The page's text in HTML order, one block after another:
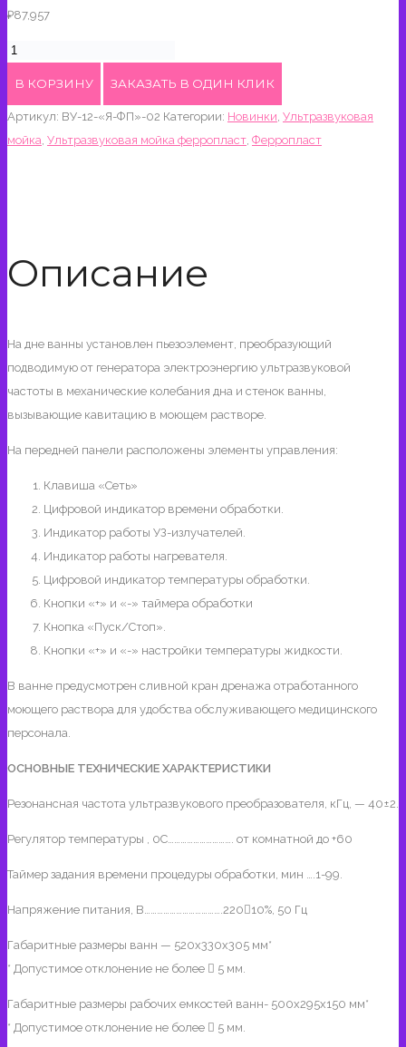
₽87,957
Количество
ультразвуковая
ВУ-12-«Я-
В КОРЗИНУ ЗАКАЗАТЬ В ОДИН КЛИК
Артикул: ВУ-12-«Я-ФП»-02 Категории: Новинки Ультразвуковая
мойка Ультразвуковая мойка ферропласт Ферропласт
Описание
На дне ванны установлен пьезоэлемент, преобразующий
подводимую от генератора электроэнергию ультразвуковой
частоты в механические колебания дна и стенок ванны,
вызывающие кавитацию в моющем растворе.
На передней панели расположены элементы управления:
Клавиша «Сеть»
Цифровой индикатор времени обработки.
Индикатор работы УЗ-излучателей.
Индикатор работы нагревателя.
Цифровой индикатор температуры обработки.
Кнопки «+» и «-» таймера обработки
Кнопка «Пуск/Стоп».
Кнопки «+» и «-» настройки температуры жидкости.
В ванне предусмотрен сливной кран дренажа отработанного
моющего раствора для удобства обслуживающего медицинского
персонала.
ОСНОВНЫЕ ТЕХНИЧЕСКИЕ ХАРАКТЕРИСТИКИ
Резонансная частота ультразвукового преобразователя, кГц, — 40±2.
Регулятор температуры , 0C…………………………. от комнатной до +60
Таймер задания времени процедуры обработки, мин ….1-99.
Напряжение питания, В……………………………….22010%, 50 Гц
Габаритные размеры ванн — 520х330х305 мм*
* Допустимое отклонение не более  5 мм.
Габаритные размеры рабочих емкостей ванн- 500х295х150 мм*
* Допустимое отклонение не более  5 мм.